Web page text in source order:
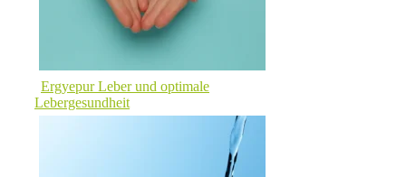
Ergyepur Leber und optimale
Lebergesundheit